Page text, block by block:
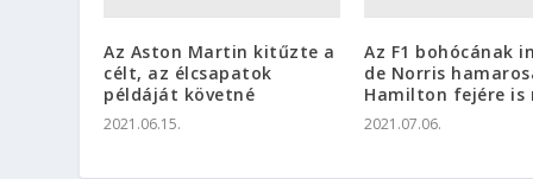
Az Aston Martin kitűzte a
célt, az élcsapatok
példáját követné
2021.06.15.
Az F1 bohócának
de Norris
Hamilton fejére is
2021.07.06.